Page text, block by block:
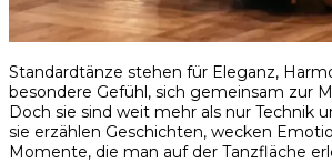
Standardtänze stehen für Eleganz,
besondere Gefühl, sich gemeinsam zur
Doch sie sind weit mehr als nur Technik
sie erzählen Geschichten, wecken
Momente, die man auf der Tanzfläche